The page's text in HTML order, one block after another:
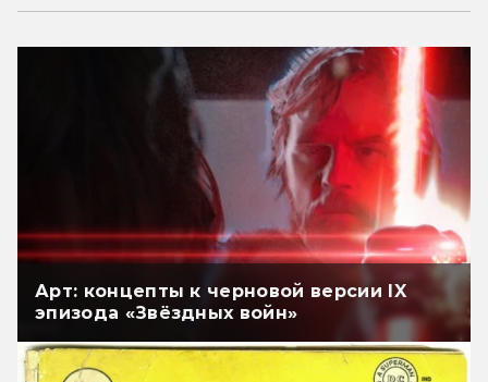
Арт: концепты к черновой версии IX
эпизода «Звёздных войн»